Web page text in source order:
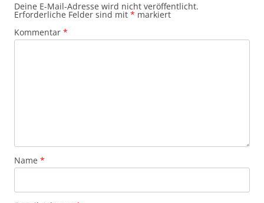
Deine E-Mail-Adresse wird nicht veröffentlicht.
Erforderliche Felder sind mit * markiert
Kommentar *
Name *